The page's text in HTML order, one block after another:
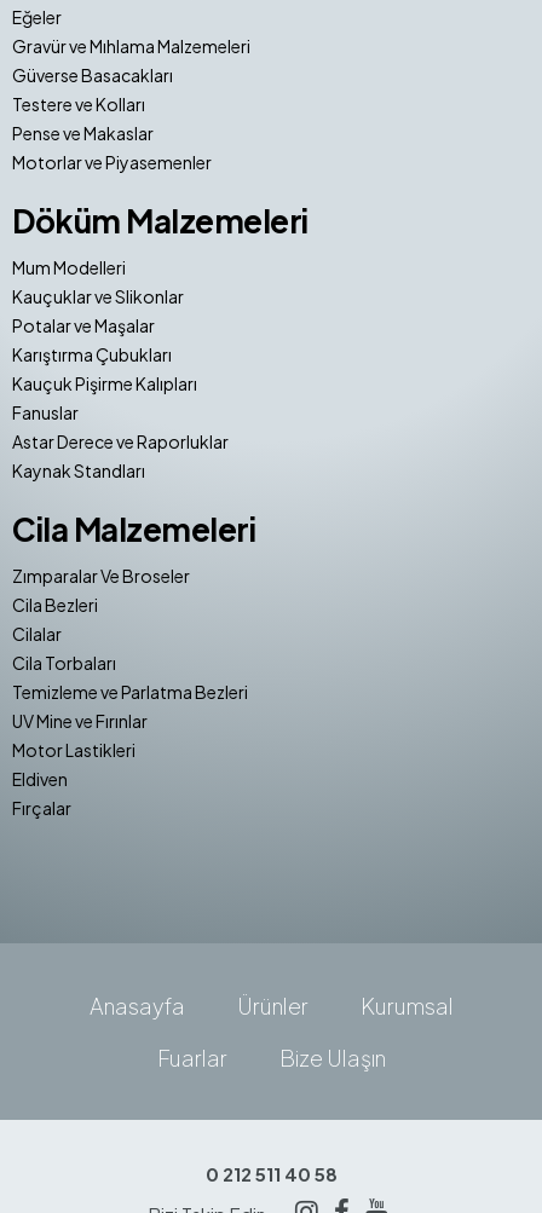
Eğeler
Gravür ve Mıhlama Malzemeleri
Güverse Basacakları
Testere ve Kolları
Pense ve Makaslar
Motorlar ve Piyasemenler
Döküm Malzemeleri
Mum Modelleri
Kauçuklar ve Slikonlar
Potalar ve Maşalar
Karıştırma Çubukları
Kauçuk Pişirme Kalıpları
Fanuslar
Astar Derece ve Raporluklar
Kaynak Standları
Cila Malzemeleri
Zımparalar Ve Broseler
Cila Bezleri
Cilalar
Cila Torbaları
Temizleme ve Parlatma Bezleri
UV Mine ve Fırınlar
Motor Lastikleri
Eldiven
Fırçalar
Anasayfa Ürünler
Kurumsal
Fuarlar
Bize Ulaşın
0 212 511 40 58